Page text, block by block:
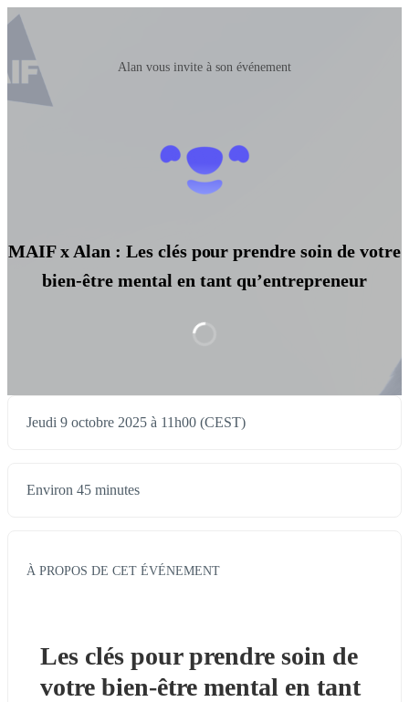
Alan vous invite à son événement
MAIF x Alan : Les clés pour prendre soin de votre
bien-être mental en tant qu’entrepreneur
Jeudi 9 octobre 2025 à 11h00 (CEST)
Environ 45 minutes
À PROPOS DE CET ÉVÉNEMENT
Les clés pour prendre soin de
votre bien-être mental en tant